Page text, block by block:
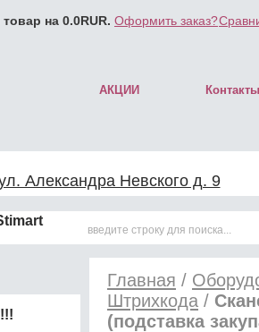
товар на 0.0RUR. Оформить заказ?
АКЦИИ Контакты
Александра Невского д. 9
Главная /
Штрихкода /
(подставка